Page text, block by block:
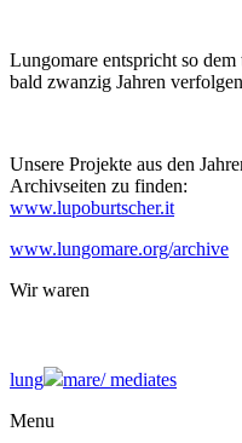
Lungomare entspricht so
bald zwanzig Jahren
Unsere Projekte aus den
Archivseiten zu finden:
www.lupoburtscher.it
www.lungomare.org/archive
Wir waren
lung mare/mediates
Menu